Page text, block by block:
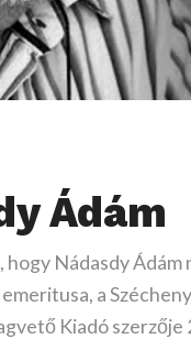
Ádám
Nádasdy
a
Kiadó szerzője